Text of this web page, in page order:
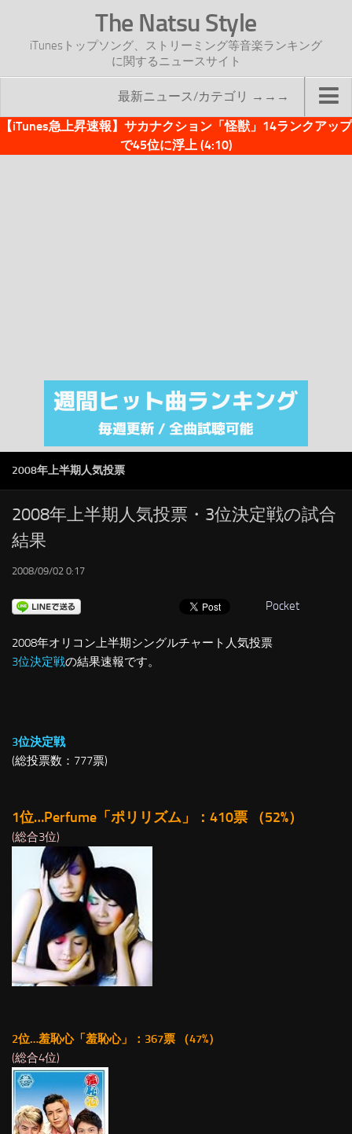
The Natsu Style
iTunesトップソング、ストリーミング等音楽ランキング
に関するニュースサイト
最新ニュース/カテゴリ →→→
TOP
注目カテゴリ
オリジナルiTunes週間トップソング
RSS
LINKS
【iTunes急上昇速報】サカナクション「怪獣」14ランクアップ
で45位に浮上 (4:10)
2008年上半期人気投票
2008年上半期人気投票・3位決定戦の試合
結果
2008/09/02 0:17
Pocket
2008年オリコン上半期シングルチャート人気投票
3位決定戦の結果速報です。
3位決定戦
(総投票数：777票)
1位…Perfume「ポリリズム」：410票 （52%）
(総合3位)
2位…羞恥心「羞恥心」：367票 （47%）
(総合4位)